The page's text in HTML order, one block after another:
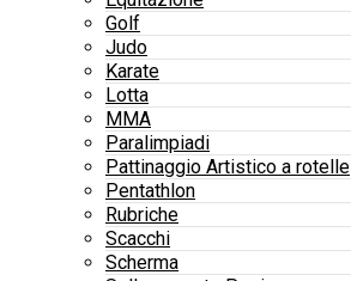
Golf
Judo
Karate
Lotta
MMA
Paralimpiadi
Pattinaggio Artistico a rotelle
Pentathlon
Rubriche
Scacchi
Scherma